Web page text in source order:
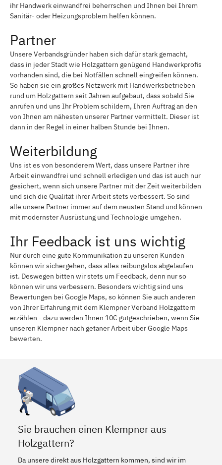
ihr Handwerk einwandfrei beherrschen und Ihnen bei Ihrem
Sanitär- oder Heizungsproblem helfen können.
Partner
Unsere Verbandsgründer haben sich dafür stark gemacht,
dass in jeder Stadt wie Holzgattern genügend Handwerkprofis
vorhanden sind, die bei Notfällen schnell eingreifen können.
So haben sie ein großes Netzwerk mit Handwerksbetrieben
rund um Holzgattern seit Jahren aufgebaut, dass sobald Sie
anrufen und uns Ihr Problem schildern, Ihren Auftrag an den
von Ihnen am nähesten unserer Partner vermittelt. Dieser ist
dann in der Regel in einer halben Stunde bei Ihnen.
Weiterbildung
Uns ist es von besonderem Wert, dass unsere Partner ihre
Arbeit einwandfrei und schnell erledigen und das ist auch nur
gesichert, wenn sich unsere Partner mit der Zeit weiterbilden
und sich die Qualität ihrer Arbeit stets verbessert. So sind
alle unsere Partner immer auf dem neusten Stand und können
mit modernster Ausrüstung und Technologie umgehen.
Ihr Feedback ist uns wichtig
Nur durch eine gute Kommunikation zu unseren Kunden
können wir sichergehen, dass alles reibungslos abgelaufen
ist. Deswegen bitten wir stets um Feedback, denn nur so
können wir uns verbessern. Besonders wichtig sind uns
Bewertungen bei Google Maps, so können Sie auch anderen
von Ihrer Erfahrung mit dem Klempner Verband Holzgattern
erzählen - dazu werden Ihnen 10€ gutgeschrieben, wenn Sie
unseren Klempner nach getaner Arbeit über Google Maps
bewerten.
Sie brauchen einen Klempner aus
Holzgattern?
Da unsere direkt aus Holzgattern kommen, sind wir im